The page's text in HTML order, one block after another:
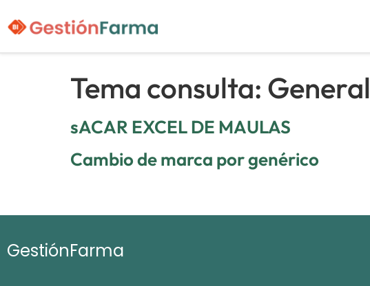
Tema consulta: General
sACAR EXCEL DE MAULAS
Cambio de marca por genérico
GestiónFarma